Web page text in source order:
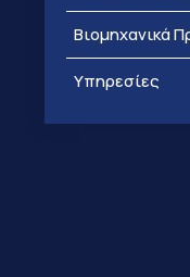
Βιομηχανικά
Υπηρεσίες